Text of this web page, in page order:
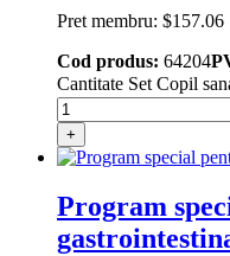
Pret membru: $157.06
Cod produs: 64204
Cantitate Set Copil
+
Program